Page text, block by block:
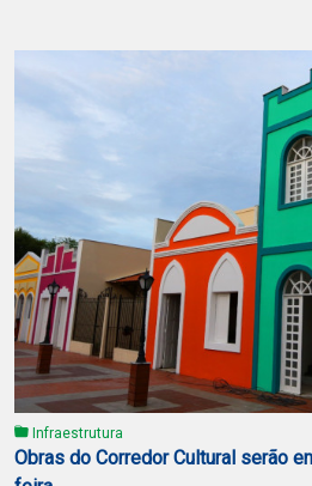
Infraestrutura
Obras do Corredor Cultural serão